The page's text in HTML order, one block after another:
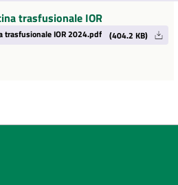
trasfusionale IOR
trasfusionale IOR 2024.pdf (404.2 KB)